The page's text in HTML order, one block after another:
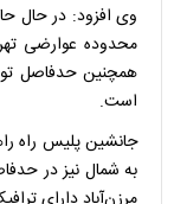
وی افزود: در حال
همچنین حدفاصل
است.
جانشین پلیس راه
به شمال نیز در